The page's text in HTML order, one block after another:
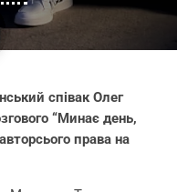
співак Олег
“Минає день,
права на